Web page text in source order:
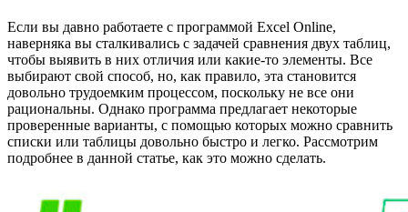
Если вы давно работаете с программой Excel Online,
наверняка вы сталкивались с задачей сравнения двух таблиц,
чтобы выявить в них отличия или какие-то элементы. Все
выбирают свой способ, но, как правило, эта становится
довольно трудоемким процессом, поскольку не все они
рациональны. Однако программа предлагает некоторые
проверенные варианты, с помощью которых можно сравнить
списки или таблицы довольно быстро и легко. Рассмотрим
подробнее в данной статье, как это можно сделать.